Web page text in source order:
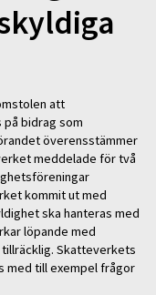
att
bidrag som
överensstämmer
meddelade för två
kommit ut med
ska hanteras med
löpande med
Skatteverkets
med till exempel frågor